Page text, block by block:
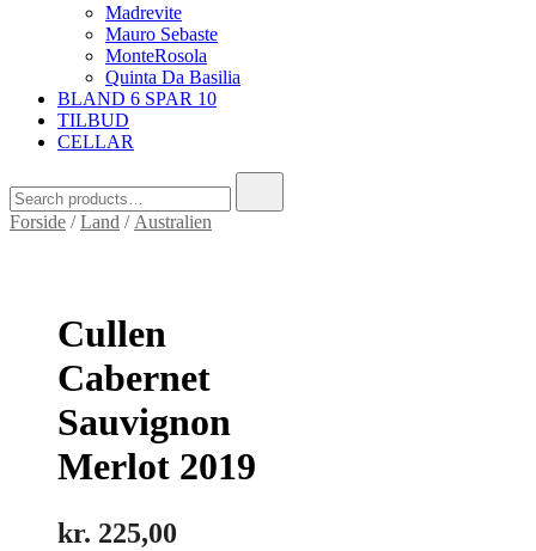
Madrevite
Mauro Sebaste
MonteRosola
Quinta Da Basilia
BLAND 6 SPAR 10
TILBUD
CELLAR
for:
Forside /Land / Australien
Cullen
Cabernet
Sauvignon
Merlot 2019
kr. 225,00